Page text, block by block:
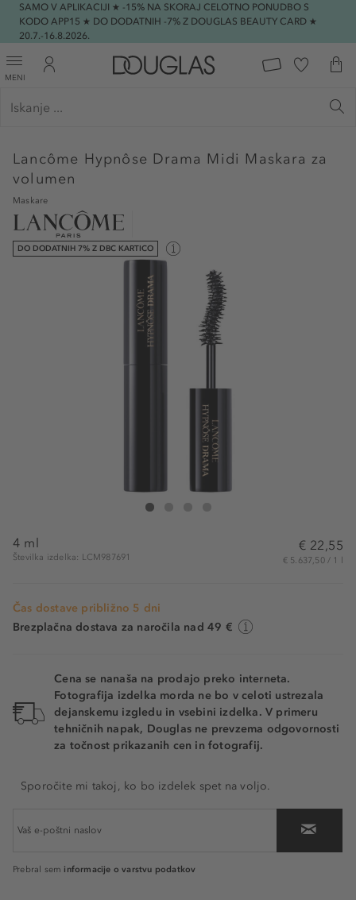
SAMO V APLIKACIJI ★ -15% NA SKORAJ CELOTNO PONUDBO S
KODO APP15 ★ DO DODATNIH -7% Z DOUGLAS BEAUTY CARD ★
20.7.-16.8.2026.
MENI
Lancôme Hypnôse Drama Midi Maskara za
volumen
Maskare
DO DODATNIH 7% Z DBC KARTICO
Lancôme Hypnôse Drama Midi
4 ml
Številka izdelka: LCM987691
€ 22,55
€ 5.637,50 / 1 l
Čas dostave približno 5 dni
Brezplačna dostava za naročila nad 49 €
Cena se nanaša na prodajo preko interneta.
Fotografija izdelka morda ne bo v celoti ustrezala
dejanskemu izgledu in vsebini izdelka. V primeru
tehničnih napak, Douglas ne prevzema odgovornosti
za točnost prikazanih cen in fotografij.
Sporočite mi takoj, ko bo izdelek spet na voljo.
Prebral sem informacije o varstvu podatkov